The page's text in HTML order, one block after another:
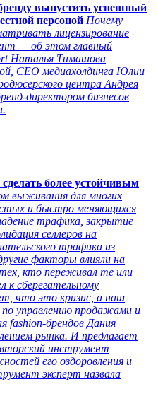
выпустить успешный
персоной Почему
лицензирование
— об этом главный
Наталья Тимашова
СЕО медиахолдинга Юлии
центра Андрея
директором бизнесов
более устойчивым
выживания для многих
и быстро меняющихся
трафика, закрытие
селлеров на
трафика из
факторы влияли на
кто переживал те или
к сберегательному
что это кризис, а наш
по управлению продажами и
fashion-брендов Дания
рынка. И предлагает
инструмент
его оздоровления и
эксперт назвала